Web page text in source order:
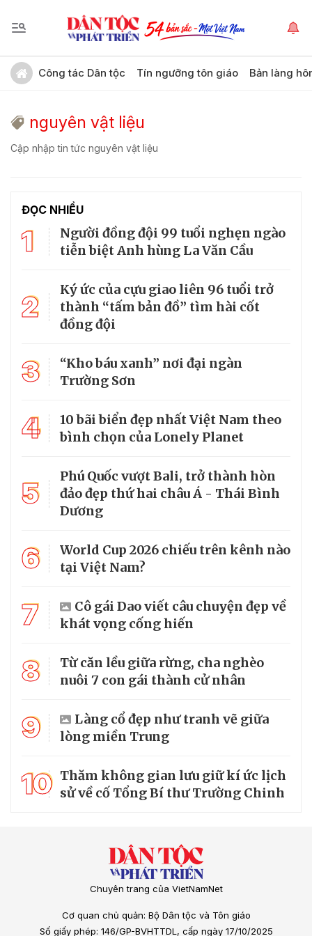
Công tác Dân tộc Tín ngưỡng tôn giáo Bản làng
nguyên vật liệu
Cập nhập tin tức nguyên vật liệu
ĐỌC NHIỀU
1
Người đồng đội 99 tuổi nghẹn ngào
tiễn biệt Anh hùng La Văn Cầu
2
Ký ức của cựu giao liên 96 tuổi trở
thành “tấm bản đồ” tìm hài cốt
đồng đội
3
“Kho báu xanh” nơi đại ngàn
Trường Sơn
4
10 bãi biển đẹp nhất Việt Nam theo
bình chọn của Lonely Planet
5
Phú Quốc vượt Bali, trở thành hòn
đảo đẹp thứ hai châu Á - Thái Bình
Dương
6
World Cup 2026 chiếu trên kênh nào
tại Việt Nam?
7
Cô gái Dao viết câu chuyện đẹp về
khát vọng cống hiến
8
Từ căn lều giữa rừng, cha nghèo
nuôi 7 con gái thành cử nhân
9
Làng cổ đẹp như tranh vẽ giữa
lòng miền Trung
10 Thăm không gian lưu giữ kí ức lịch
sử về cố Tổng Bí thư Trường Chinh
Chuyên trang của VietNamNet
Cơ quan chủ quản: Bộ Dân tộc và Tôn giáo
Số giấy phép: 146/GP-BVHTTDL, cấp ngày 17/10/2025